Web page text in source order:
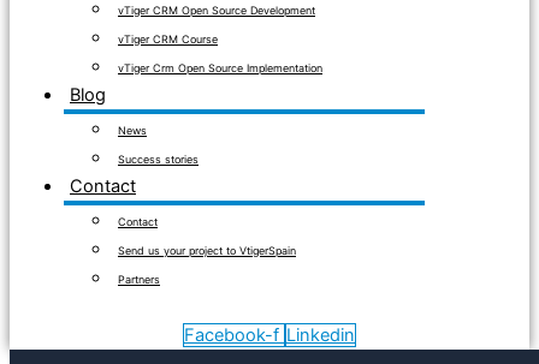
vTiger CRM Open Source Development
vTiger CRM Course
vTiger Crm Open Source Implementation
Blog
News
Success stories
Contact
Contact
Send us your project to VtigerSpain
Partners
Facebook-f Linkedin